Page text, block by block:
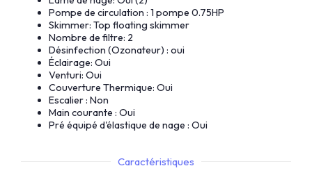
Pompe de circulation : 1 pompe 0.75HP
Skimmer: Top floating skimmer
Nombre de filtre: 2
Désinfection (Ozonateur) : oui
Éclairage: Oui
Venturi: Oui
Couverture Thermique: Oui
Escalier : Non
Main courante : Oui
Pré équipé d'élastique de nage : Oui
Caractéristiques